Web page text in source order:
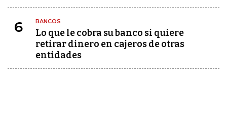
6 BANCOS
Lo que le cobra su banco si quiere
retirar dinero en cajeros de otras
entidades